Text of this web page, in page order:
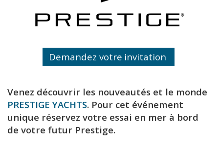
Demandez votre invitation
Venez découvrir les nouveautés et le monde
PRESTIGE YACHTS. Pour cet événement
unique réservez votre essai en mer à bord
de votre futur Prestige.